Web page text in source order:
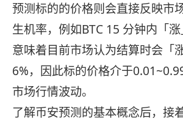
预测标的的价格则会直接反映市
生机率，例如BTC 15 分钟内「
意味着目前市场认为结算时会「
6%，因此标的价格介于
市场行情波动。
了解币安预测的基本概念后，接